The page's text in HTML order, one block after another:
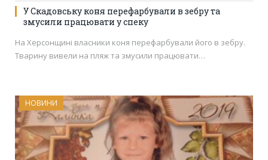
У Скадовську коня перефарбували в зебру та
змусили працювати у спеку
На Херсонщині власники коня перефарбували його в зебру.
Тварину вивели на пляж та змусили працювати…
НОВИНИ